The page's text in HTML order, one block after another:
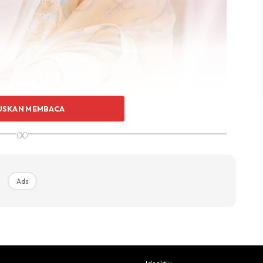
MEMBACA
∞
Ads